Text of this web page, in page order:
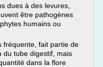
dues à des levures,
être pathogènes
humains ou
fréquente, fait partie de
du tube digestif, mais
dans la flore